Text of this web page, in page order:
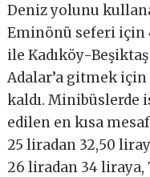
Deniz yolunu
Eminönü seferi için
ile Kadıköy-
Adalar’a gitmek
kaldı. Minibüslerde
edilen en kısa
25 liradan 32,50
26 liradan 34 liraya,